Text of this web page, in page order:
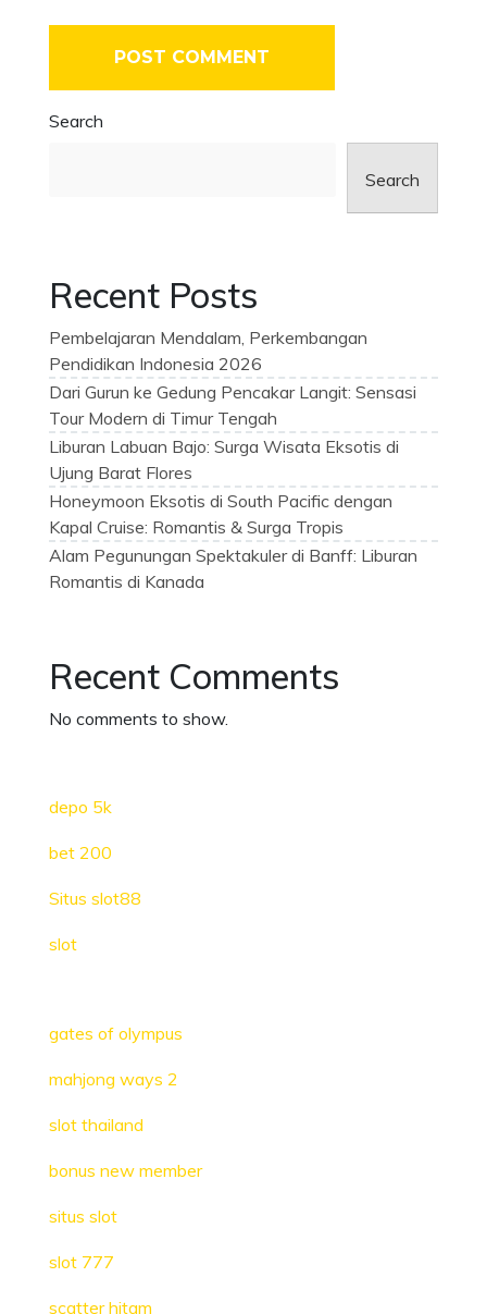
Search
Search
Recent Posts
Pembelajaran Mendalam, Perkembangan
Pendidikan Indonesia 2026
Dari Gurun ke Gedung Pencakar Langit: Sensasi
Tour Modern di Timur Tengah
Liburan Labuan Bajo: Surga Wisata Eksotis di
Ujung Barat Flores
Honeymoon Eksotis di South Pacific dengan
Kapal Cruise: Romantis & Surga Tropis
Alam Pegunungan Spektakuler di Banff: Liburan
Romantis di Kanada
Recent Comments
No comments to show.
depo 5k
bet 200
Situs slot88
slot
gates of olympus
mahjong ways 2
slot thailand
bonus new member
situs slot
slot 777
scatter hitam